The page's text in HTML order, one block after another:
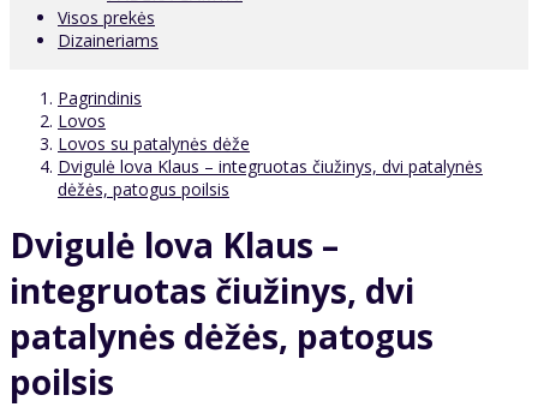
Visos prekės
Dizaineriams
Pagrindinis
Lovos
Lovos su patalynės dėže
Dvigulė lova Klaus – integruotas čiužinys, dvi patalynės
dėžės, patogus poilsis
Dvigulė lova Klaus –
integruotas čiužinys, dvi
patalynės dėžės, patogus
poilsis